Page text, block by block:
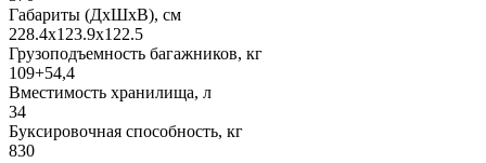
Габариты (ДхШхВ), см
228.4x123.9x122.5
Грузоподъемность багажников, кг
109+54,4
Вместимость хранилища, л
34
Буксировочная способность, кг
830